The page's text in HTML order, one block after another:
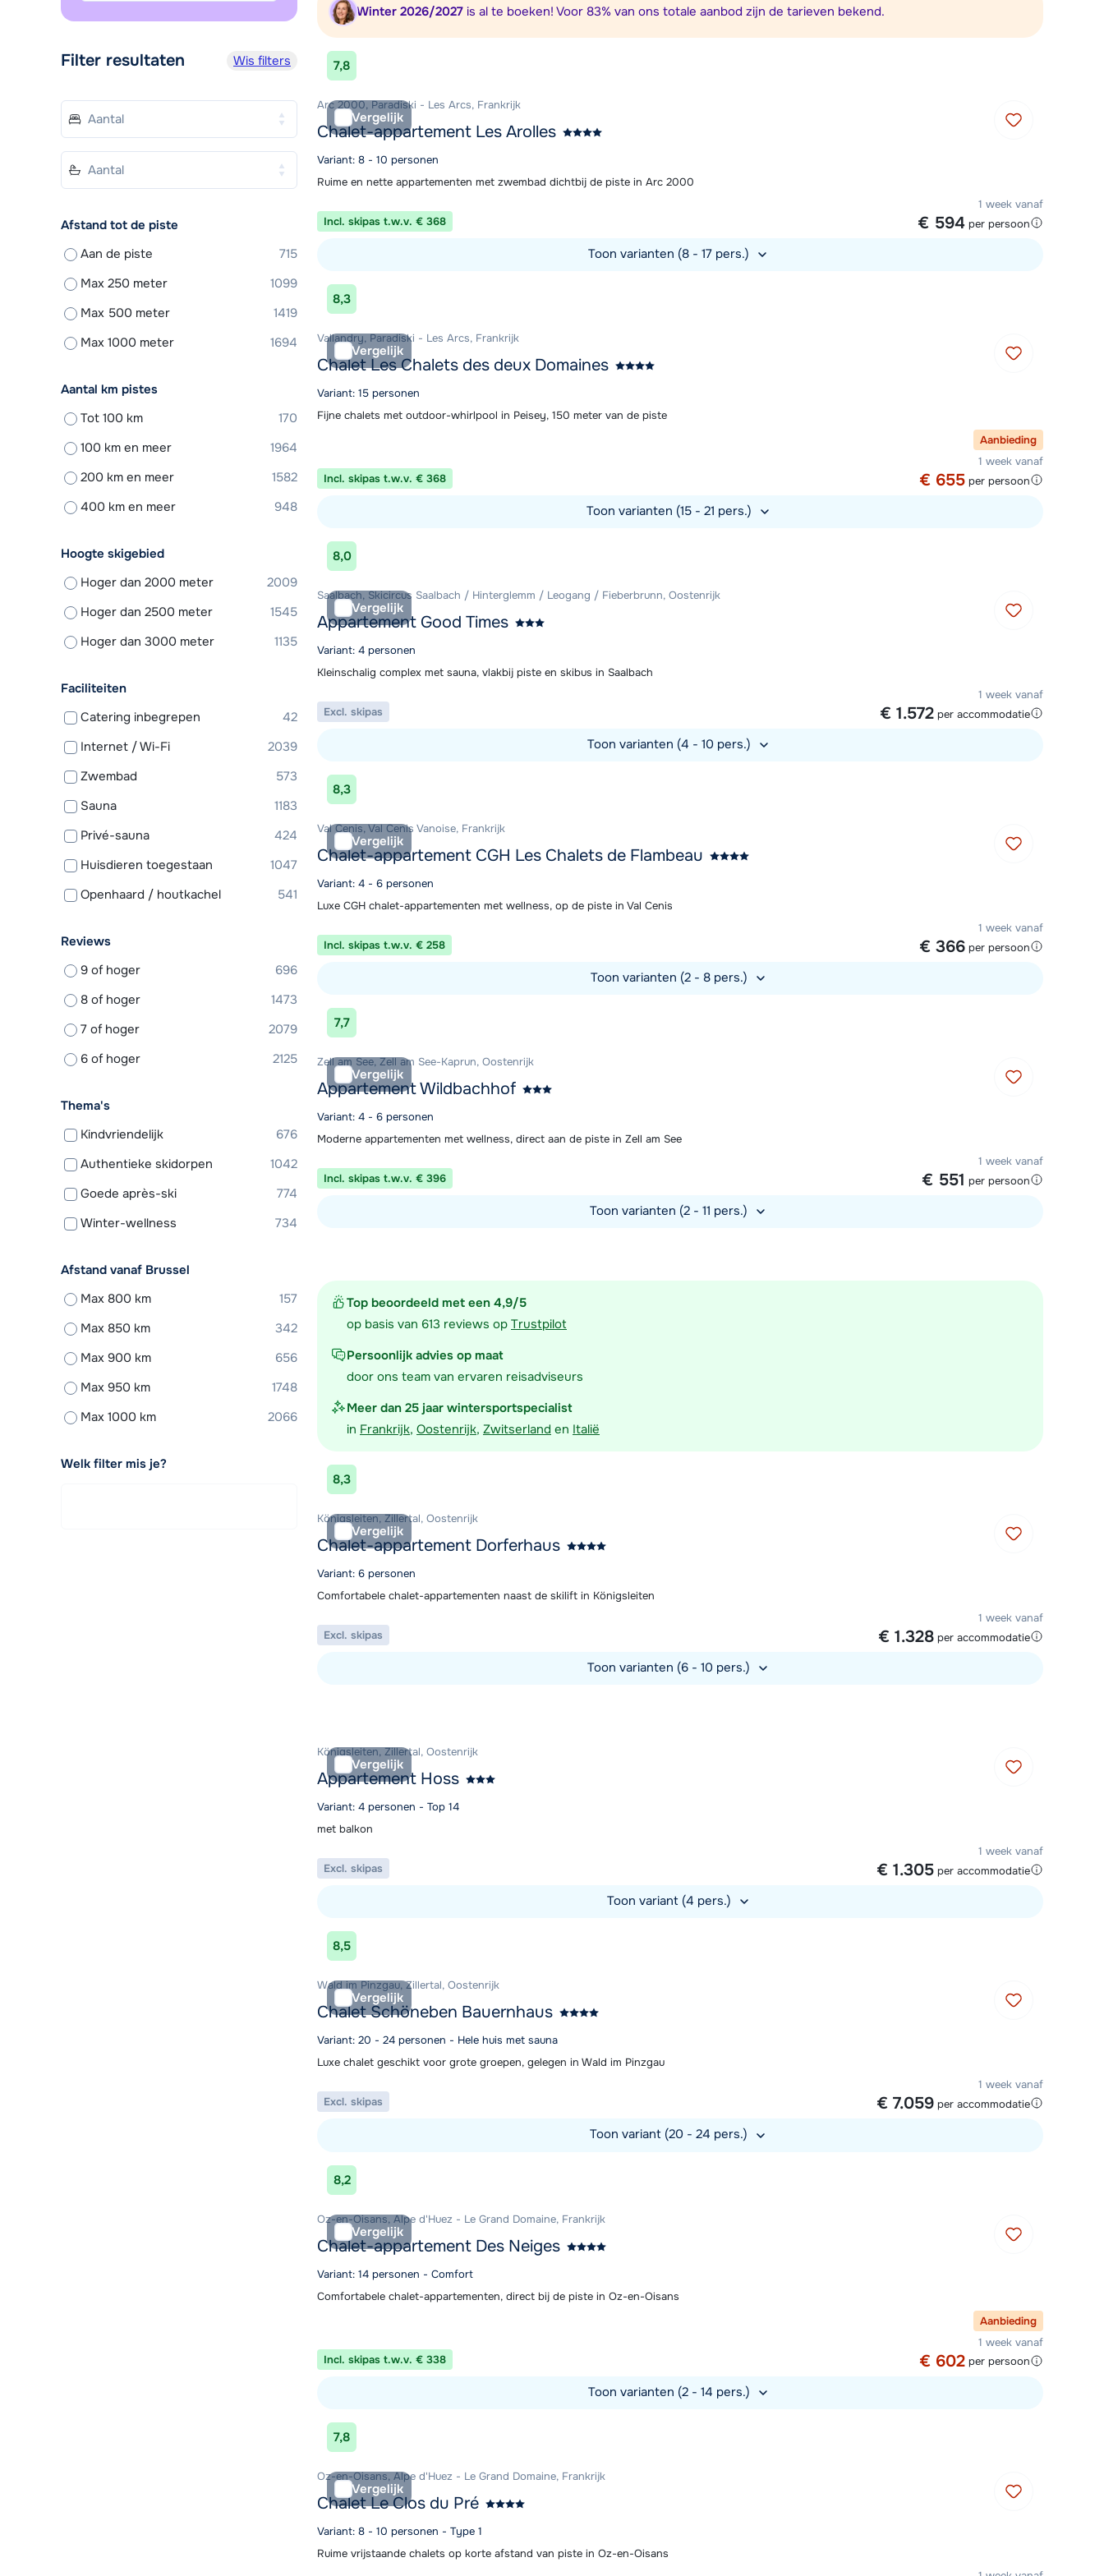
Vul het contactformulier in
Winter 2026/2027 is al te boeken! Voor 83% van ons totale aanbod zijn de tarieven bekend.
Top beoordeeld met een 4,9/5
op basis van 613 reviews op Trustpilot
Persoonlijk advies op maat
door ons team van ervaren reisadviseurs
Meer dan 25 jaar wintersportspecialist
in Frankrijk, Oostenrijk, Zwitserland en Italië
7,8
Vergelijk
Arc 2000, Paradiski - Les Arcs, Frankrijk
Chalet-appartement Les Arolles
Variant: 8 - 10 personen
Ruime en nette appartementen met zwembad dichtbij de piste in Arc 2000
1 week vanaf
€ 594 per persoon
Incl. skipas t.w.v. € 368
Toon varianten (8 - 17 pers.)
Bekijk accommodatie
8,3
Vergelijk
Vallandry, Paradiski - Les Arcs, Frankrijk
Chalet Les Chalets des deux Domaines
Variant: 15 personen
Fijne chalets met outdoor-whirlpool in Peisey, 150 meter van de piste
Aanbieding
1 week vanaf
€ 655 per persoon
Incl. skipas t.w.v. € 368
Toon varianten (15 - 21 pers.)
Bekijk accommodatie
8,0
Vergelijk
Saalbach, Skicircus Saalbach / Hinterglemm / Leogang / Fieberbrunn, Oostenrijk
Appartement Good Times
Variant: 4 personen
Kleinschalig complex met sauna, vlakbij piste en skibus in Saalbach
1 week vanaf
€ 1.572 per accommodatie
Excl. skipas
Toon varianten (4 - 10 pers.)
Bekijk accommodatie
8,3
Vergelijk
Val Cenis, Val Cenis Vanoise, Frankrijk
Chalet-appartement CGH Les Chalets de Flambeau
Variant: 4 - 6 personen
Luxe CGH chalet-appartementen met wellness, op de piste in Val Cenis
1 week vanaf
€ 366 per persoon
Incl. skipas t.w.v. € 258
Toon varianten (2 - 8 pers.)
Bekijk accommodatie
7,7
Vergelijk
Zell am See, Zell am See-Kaprun, Oostenrijk
Appartement Wildbachhof
Variant: 4 - 6 personen
Moderne appartementen met wellness, direct aan de piste in Zell am See
1 week vanaf
€ 551 per persoon
Incl. skipas t.w.v. € 396
Toon varianten (2 - 11 pers.)
8,3
Vergelijk
Königsleiten, Zillertal, Oostenrijk
Chalet-appartement Dorferhaus
Variant: 6 personen
Comfortabele chalet-appartementen naast de skilift in Königsleiten
1 week vanaf
€ 1.328 per accommodatie
Excl. skipas
Toon varianten (6 - 10 pers.)
Vergelijk
Königsleiten, Zillertal, Oostenrijk
Appartement Hoss
Variant: 4 personen - Top 14
met balkon
1 week vanaf
€ 1.305 per accommodatie
Excl. skipas
Toon variant (4 pers.)
Bekijk accommodatie
8,5
Vergelijk
Wald im Pinzgau, Zillertal, Oostenrijk
Chalet Schöneben Bauernhaus
Variant: 20 - 24 personen - Hele huis met sauna
Luxe chalet geschikt voor grote groepen, gelegen in Wald im Pinzgau
1 week vanaf
€ 7.059 per accommodatie
Excl. skipas
Toon variant (20 - 24 pers.)
Bekijk accommodatie
8,2
Vergelijk
Oz-en-Oisans, Alpe d'Huez - Le Grand Domaine, Frankrijk
Chalet-appartement Des Neiges
Variant: 14 personen - Comfort
Comfortabele chalet-appartementen, direct bij de piste in Oz-en-Oisans
Aanbieding
1 week vanaf
€ 602 per persoon
Incl. skipas t.w.v. € 338
Toon varianten (2 - 14 pers.)
Bekijk accommodatie
7,8
Vergelijk
Oz-en-Oisans, Alpe d'Huez - Le Grand Domaine, Frankrijk
Chalet Le Clos du Pré
Variant: 8 - 10 personen - Type 1
Ruime vrijstaande chalets op korte afstand van piste in Oz-en-Oisans
Filter resultaten Wis filters
Afstand tot de piste
Aan de piste
715
Max 250 meter
1099
Max 500 meter
1419
Max 1000 meter
1694
Aantal km pistes
Tot 100 km
170
100 km en meer
1964
200 km en meer
1582
400 km en meer
948
Hoogte skigebied
Hoger dan 2000 meter
2009
Hoger dan 2500 meter
1545
Hoger dan 3000 meter
1135
Faciliteiten
Catering inbegrepen
42
Internet / Wi-Fi
2039
Zwembad
573
Sauna
1183
Privé-sauna
424
Huisdieren toegestaan
1047
Openhaard / houtkachel
541
Reviews
9 of hoger
696
8 of hoger
1473
7 of hoger
2079
6 of hoger
2125
Thema's
Kindvriendelijk
676
Authentieke skidorpen
1042
Goede après-ski
774
Winter-wellness
734
Afstand vanaf Brussel
Max 800 km
157
Max 850 km
342
Max 900 km
656
Max 950 km
1748
Max 1000 km
2066
Welk filter mis je?